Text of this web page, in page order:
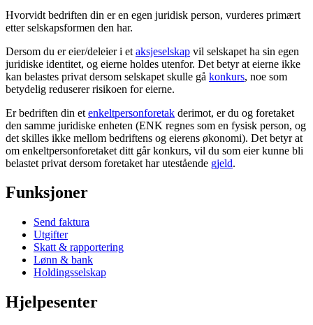
Hvorvidt bedriften din er en egen juridisk person, vurderes primært
etter selskapsformen den har.
Dersom du er eier/deleier i et aksjeselskap vil selskapet ha sin egen
juridiske identitet, og eierne holdes utenfor. Det betyr at eierne ikke
kan belastes privat dersom selskapet skulle gå konkurs, noe som
betydelig reduserer risikoen for eierne.
Er bedriften din et enkeltpersonforetak derimot, er du og foretaket
den samme juridiske enheten (ENK regnes som en fysisk person, og
det skilles ikke mellom bedriftens og eierens økonomi). Det betyr at
om enkeltpersonforetaket ditt går konkurs, vil du som eier kunne bli
belastet privat dersom foretaket har utestående gjeld.
Funksjoner
Send faktura
Utgifter
Skatt & rapportering
Lønn & bank
Holdingsselskap
Hjelpesenter